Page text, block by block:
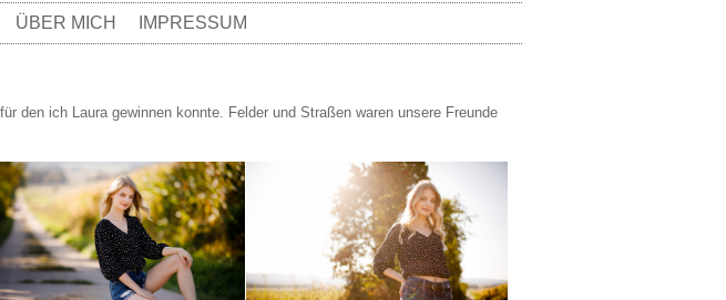
ÜBER MICH IMPRESSUM
den ich Laura gewinnen konnte. Felder und Straßen waren unsere Freunde